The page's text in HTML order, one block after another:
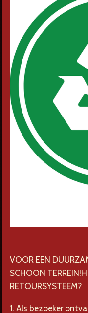
VOOR EEN
SCHOON TERREIN!
RETOURSYSTEEM?
1. Als bezoeker